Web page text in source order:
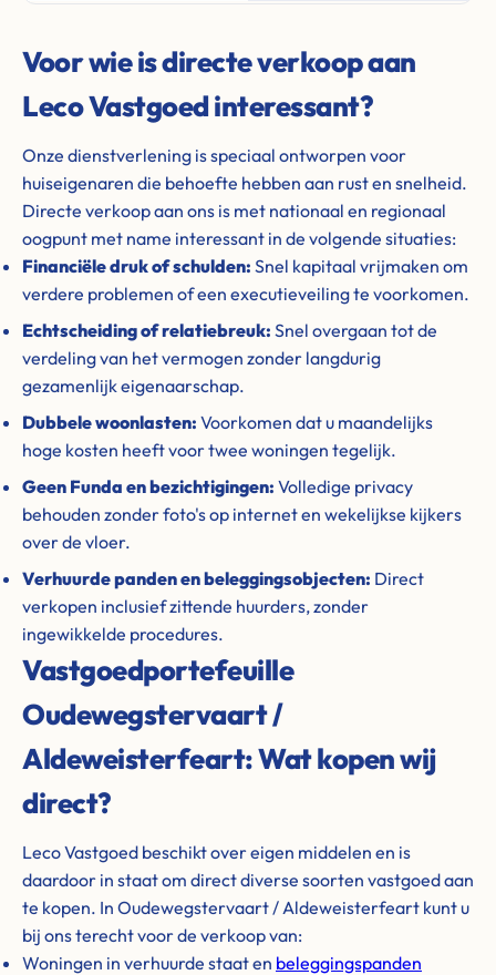
Voor wie is directe verkoop aan
Leco Vastgoed interessant?
Onze dienstverlening is speciaal ontworpen voor
huiseigenaren die behoefte hebben aan rust en snelheid.
Directe verkoop aan ons is met nationaal en regionaal
oogpunt met name interessant in de volgende situaties:
Financiële druk of schulden: Snel kapitaal vrijmaken om
verdere problemen of een executieveiling te voorkomen.
Echtscheiding of relatiebreuk: Snel overgaan tot de
verdeling van het vermogen zonder langdurig
gezamenlijk eigenaarschap.
Dubbele woonlasten: Voorkomen dat u maandelijks
hoge kosten heeft voor twee woningen tegelijk.
Geen Funda en bezichtigingen: Volledige privacy
behouden zonder foto's op internet en wekelijkse kijkers
over de vloer.
Verhuurde panden en beleggingsobjecten: Direct
verkopen inclusief zittende huurders, zonder
ingewikkelde procedures.
Vastgoedportefeuille
Oudewegstervaart /
Aldeweisterfeart: Wat kopen wij
direct?
Leco Vastgoed beschikt over eigen middelen en is
daardoor in staat om direct diverse soorten vastgoed aan
te kopen. In Oudewegstervaart / Aldeweisterfeart kunt u
bij ons terecht voor de verkoop van:
Woningen in verhuurde staat en beleggingspanden